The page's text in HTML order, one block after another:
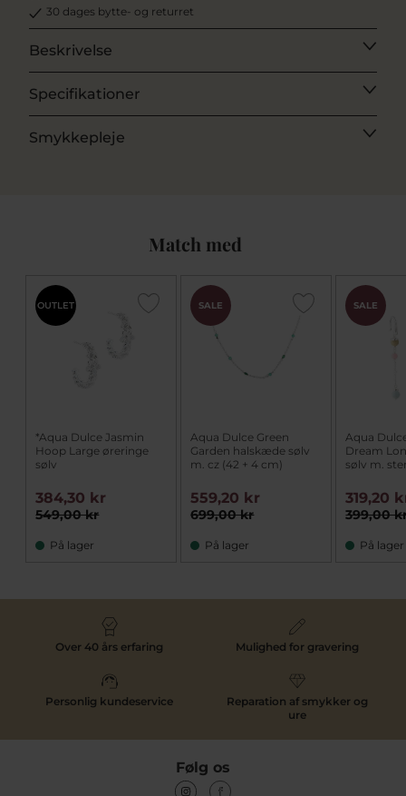
30 dages bytte- og returret
Beskrivelse
Specifikationer
Smykkepleje
Match med
OUTLET
*Aqua Dulce Jasmin
Hoop Large øreringe
sølv
549,00 kr
384,30 kr
På lager
SALE
Aqua Dulce Green
Garden halskæde sølv
m. cz (42 + 4 cm)
699,00 kr
559,20 kr
På lager
SALE
Aqua
Dream
sølv m.
399,00
319,20
På lager
Over 40 års erfaring Mulighed for gravering
Personlig kundeservice
Reparation af smykker og
ure
Følg os